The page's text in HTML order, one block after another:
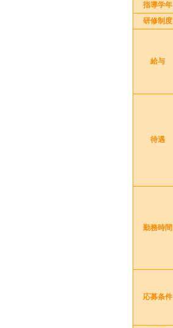
指導学年
研修制度
給与
待遇
勤務時間
応募条件